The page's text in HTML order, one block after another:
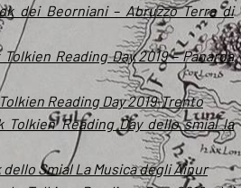
dei Beorniani – Abruzzo Terra di
Reading Day 2019 – Panarda
Reading Day 2019-Trento
Tolkien Reading Day dello smial la
Smial La Musica degli Ainur